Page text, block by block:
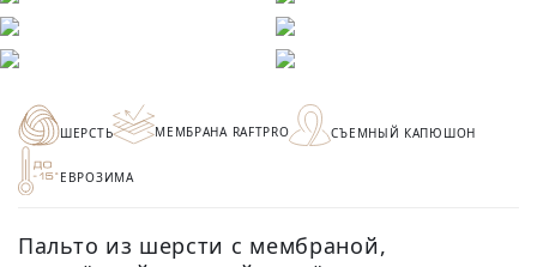
ШЕРСТЬ МЕМБРАНА RAFTPRO СЪЕМНЫЙ КАПЮШОН
ЕВРОЗИМА
Пальто из шерсти с мембраной,